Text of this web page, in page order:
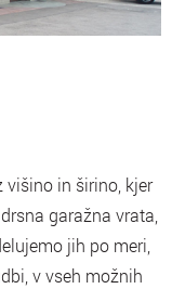
višino in širino, kjer
garažna vrata,
jih po meri,
v vseh možnih